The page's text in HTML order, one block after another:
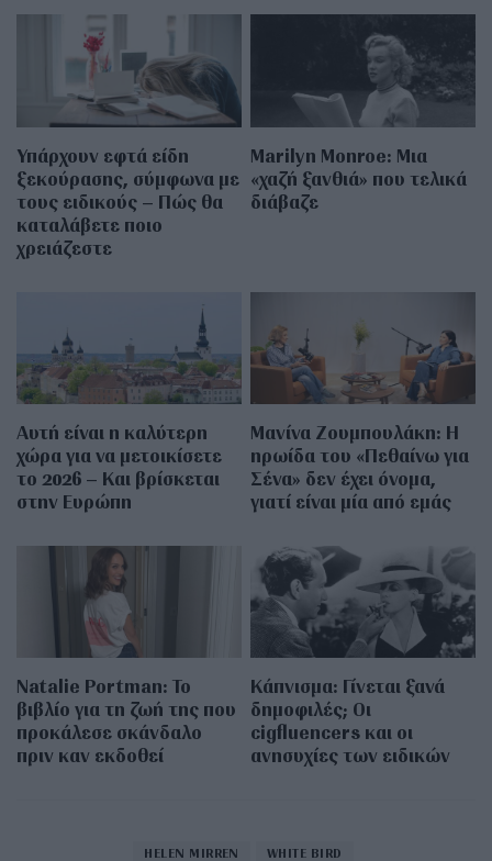
Υπάρχουν εφτά είδη
ξεκούρασης, σύμφωνα με
τους ειδικούς – Πώς θα
καταλάβετε ποιο
χρειάζεστε
Marilyn Monroe: Μια
«χαζή ξανθιά» που τελικά
διάβαζε
Αυτή είναι η καλύτερη
χώρα για να μετοικίσετε
το 2026 – Και βρίσκεται
στην Ευρώπη
Μανίνα Ζουμπουλάκη: H
ηρωίδα του «Πεθαίνω για
Σένα» δεν έχει όνομα,
γιατί είναι μία από εμάς
Natalie Portman: Το
βιβλίο για τη ζωή της που
προκάλεσε σκάνδαλο
πριν καν εκδοθεί
Κάπνισμα: Γίνεται ξανά
δημοφιλές; Οι
cigfluencers και οι
ανησυχίες των ειδικών
HELEN MIRREN WHITE BIRD